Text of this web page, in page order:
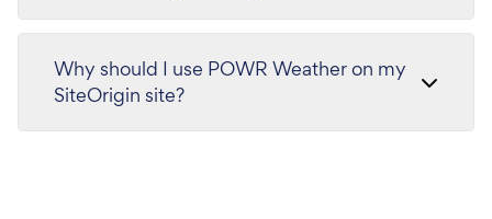
Why should I use POWR Weather on my
SiteOrigin site?